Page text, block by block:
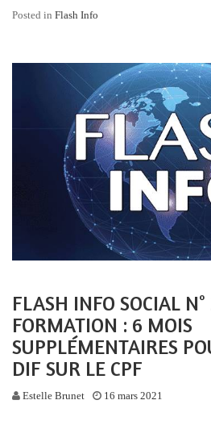
Posted in Flash Info
FLASH INFO SOCIAL
FORMATION : 6 MOIS
SUPPLÉMENTAIRES
DIF SUR LE CPF
Estelle Brunet 16 mars 2021